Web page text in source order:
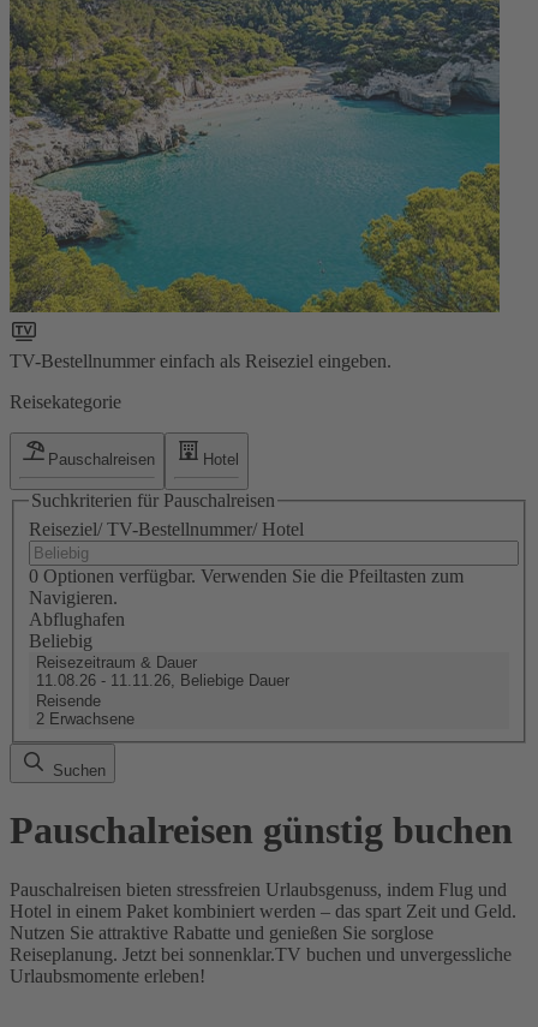
TV-Bestellnummer einfach als Reiseziel eingeben.
Reisekategorie
Pauschalreisen Hotel
Suchkriterien für Pauschalreisen
Reiseziel/ TV-Bestellnummer/ Hotel
0 Optionen verfügbar. Verwenden Sie die Pfeiltasten zum
Navigieren.
Abflughafen
Beliebig
Reisezeitraum & Dauer
11.08.26 - 11.11.26, Beliebige Dauer
Reisende
2 Erwachsene
Suchen
Pauschalreisen günstig buchen
Pauschalreisen bieten stressfreien Urlaubsgenuss, indem Flug und
Hotel in einem Paket kombiniert werden – das spart Zeit und Geld.
Nutzen Sie attraktive Rabatte und genießen Sie sorglose
Reiseplanung. Jetzt bei sonnenklar.TV buchen und unvergessliche
Urlaubsmomente erleben!